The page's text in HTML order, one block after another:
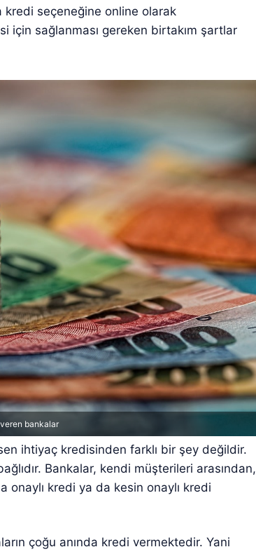
kredi seçeneğine online olarak
için sağlanması gereken birtakım şartlar
bankalar
ihtiyaç kredisinden farklı bir şey değildir.
Bankalar, kendi müşterileri arasından,
onaylı kredi ya da kesin onaylı kredi
çoğu anında kredi vermektedir. Yani